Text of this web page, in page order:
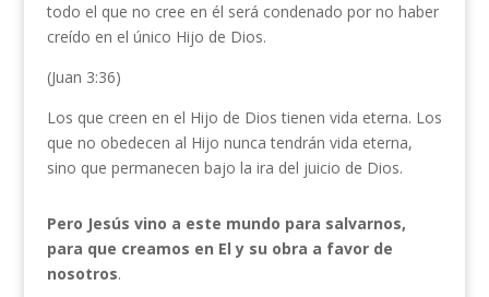
todo el que no cree en él será condenado por no haber
creído en el único Hijo de Dios.
(Juan 3:36)
Los que creen en el Hijo de Dios tienen vida eterna. Los
que no obedecen al Hijo nunca tendrán vida eterna,
sino que permanecen bajo la ira del juicio de Dios.
Pero Jesús vino a este mundo para salvarnos,
para que creamos en El y su obra a favor de
nosotros.